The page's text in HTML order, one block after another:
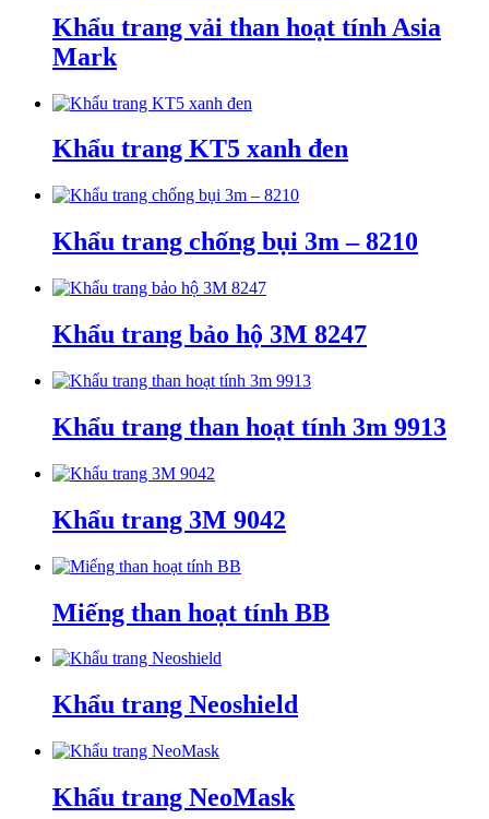
Khẩu trang vải than hoạt tính Asia
Mark
Khẩu trang KT5 xanh đen
Khẩu trang chống bụi 3m – 8210
Khẩu trang bảo hộ 3M 8247
Khẩu trang than hoạt tính 3m 9913
Khẩu trang 3M 9042
Miếng than hoạt tính BB
Khẩu trang Neoshield
Khẩu trang NeoMask